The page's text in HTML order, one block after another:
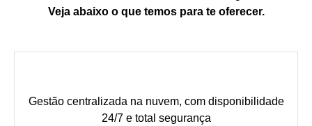
Veja abaixo o que temos para te oferecer.
Gestão centralizada na nuvem, com disponibilidade
24/7 e total segurança